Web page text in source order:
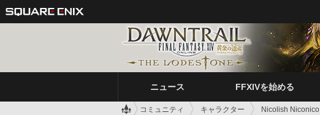
ニュース FFXIVを始める
コミュニティ キャラクター Nicolish Niconico